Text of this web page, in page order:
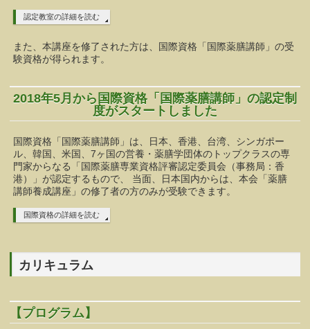
認定教室の詳細を読む
また、本講座を修了された方は、国際資格「国際薬膳講師」の受
験資格が得られます。
2018年5月から国際資格「国際薬膳講師」の認定制
度がスタートしました
国際資格「国際薬膳講師」は、日本、香港、台湾、シンガポー
ル、韓国、米国、7ヶ国の営養・薬膳学団体のトップクラスの専
門家からなる「国際薬膳専業資格評審認定委員会（事務局：香
港）」が認定するもので、 当面、日本国内からは、本会「薬膳
講師養成講座」の修了者の方のみが受験できます。
国際資格の詳細を読む
カリキュラム
【プログラム】